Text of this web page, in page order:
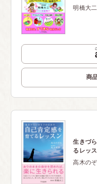
明橋大
商
生きづ
るレッ
高木の